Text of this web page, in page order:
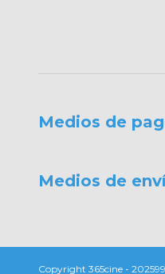
Medios de
Medios de
Copyright 365cine -